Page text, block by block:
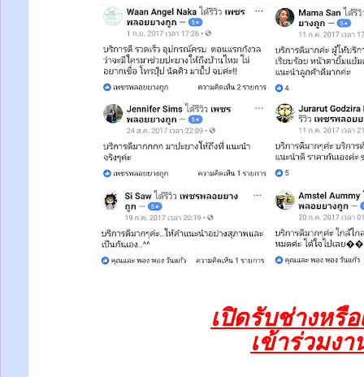
เปิดรับช่างหรื
เข้าร่วมง